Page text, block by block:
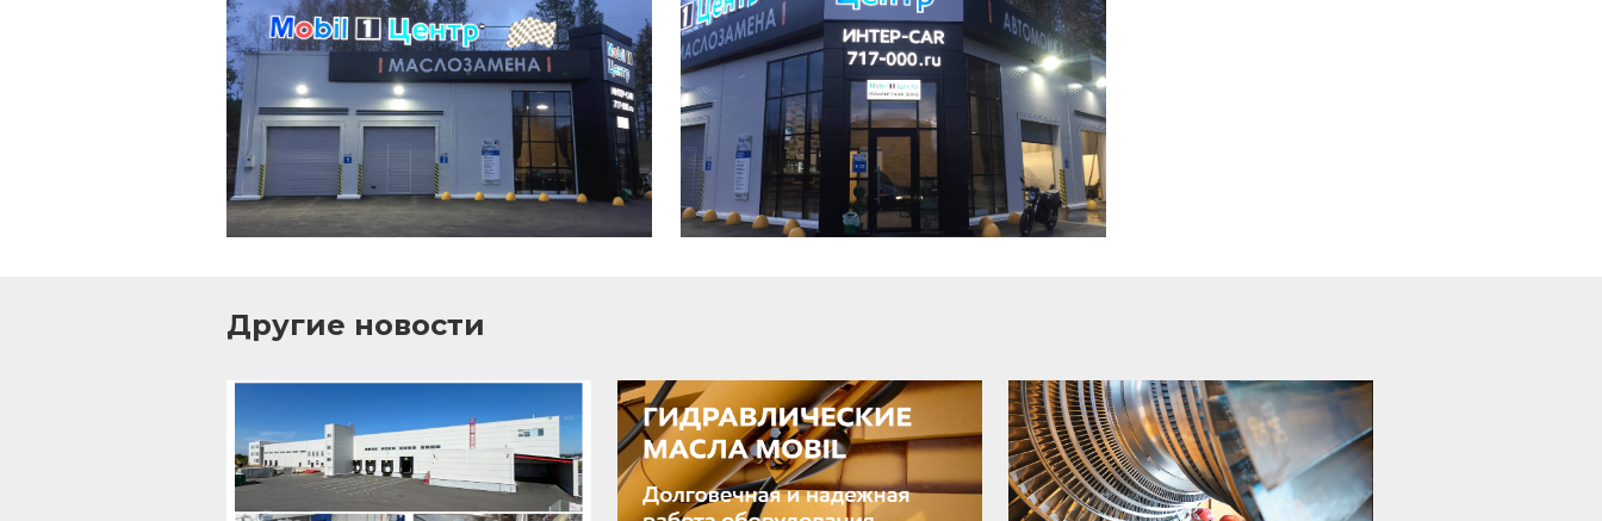
Другие новости